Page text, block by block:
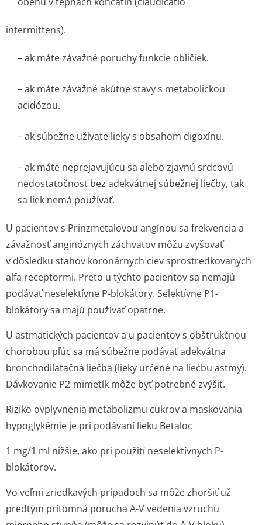
intermittens).
– ak máte závažné poruchy funkcie obličiek.
– ak máte závažné akútne stavy s metabolickou
acidózou.
– ak súbežne užívate lieky s obsahom digoxínu.
– ak máte neprejavujúcu sa alebo zjavnú srdcovú
nedostatočnosť bez adekvátnej súbežnej liečby, tak
sa liek nemá používať.
U pacientov s Prinzmetalovou angínou sa frekvencia a
závažnosť anginóznych záchvatov môžu zvyšovať
v dôsledku sťahov koronárnych ciev sprostredkovaných
alfa receptormi. Preto u týchto pacientov sa nemajú
podávať neselektívne P-blokátory. Selektívne P1-
blokátory sa majú používať opatrne.
U astmatických pacientov a u pacientov s obštrukčnou
chorobou pľúc sa má súbežne podávať adekvátna
bronchodilatačná liečba (lieky určené na liečbu astmy).
Dávkovanie P2-mimetík môže byť potrebné zvýšiť.
Riziko ovplyvnenia metabolizmu cukrov a maskovania
hypoglykémie je pri podávaní lieku Betaloc
1 mg/1 ml nižšie, ako pri použití neselektívnych P-
blokátorov.
Vo veľmi zriedkavých prípadoch sa môže zhoršiť už
predtým prítomná porucha A-V vedenia vzruchu